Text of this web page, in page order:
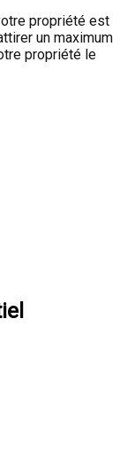
propriété est
un maximum
propriété le